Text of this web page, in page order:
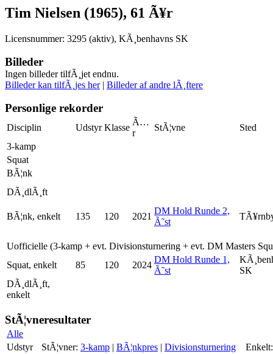
Tim Nielsen (1965), 61 Ã¥r
Licensnummer: 3295 (aktiv), KÃ¸benhavns SK
Billeder
Ingen billeder tilfÃ¸jet endnu.
Billeder kan tilfÃ¸jes her| Billeder af andre lÃ¸ftere
Personlige rekorder
Disciplin Udstyr Klasse
Ã…
r
StÃ¦vne
Sted
3-kamp
Squat
BÃ¦nk
DÃ¸dlÃ¸ft
BÃ¦nk, enkelt 135 120 2021
DM Hold Runde 2,
Ã˜st
Uofficielle (3-kamp + evt. Divisionsturnering + evt. DM Masters
Squat, enkelt
85 120 2024
DM Hold Runde 1,
Ã˜st
SK
DÃ¸dlÃ¸ft,
enkelt
StÃ¦vneresultater
Alle
Udstyr
StÃ¦vner: 3-kamp | BÃ¦nkpres | Divisionsturnering
Enkelt: